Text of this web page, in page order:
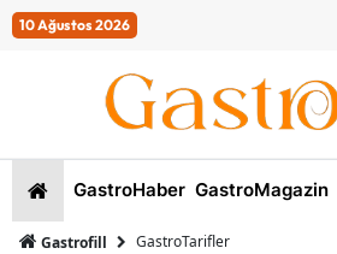
10 Ağustos 2026
GastroHaber GastroMagazin
Gastrofill GastroTarifler